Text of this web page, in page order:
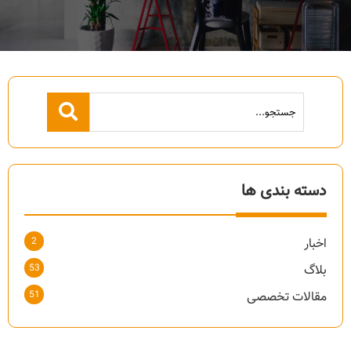
دسته بندی ها
اخبار 2
بلاگ 53
مقالات تخصصی 51